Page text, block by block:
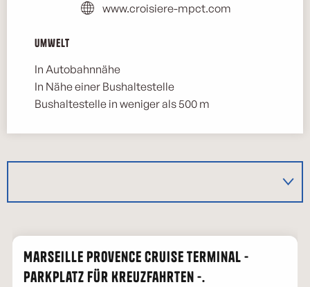
www.croisiere-mpct.com
Umwelt
Umwelt
In Autobahnnähe
In Nähe einer Bushaltestelle
Bushaltestelle in weniger als 500 m
Marseille Provence Cruise Terminal -
Parkplatz für Kreuzfahrten -.